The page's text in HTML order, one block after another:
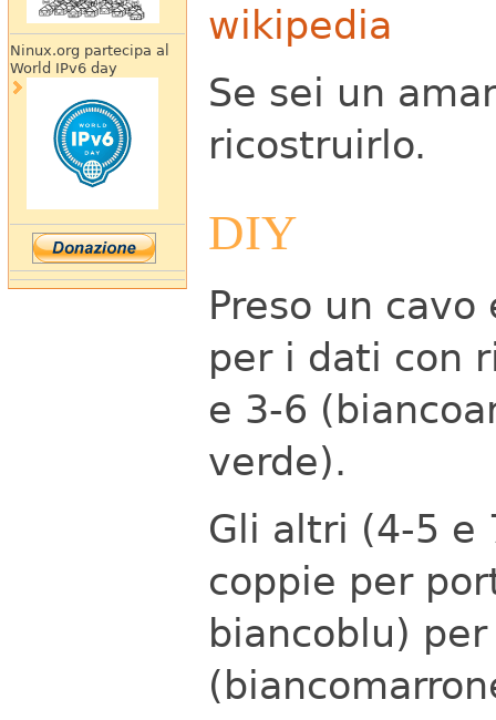
Ninux.org partecipa al
World IPv6 day
wikipedia
Se sei un
ricostruirlo.
DIY
Preso un
per i dati con
e 3-6
verde).
Gli altri (4-5 e
coppie per
biancoblu)